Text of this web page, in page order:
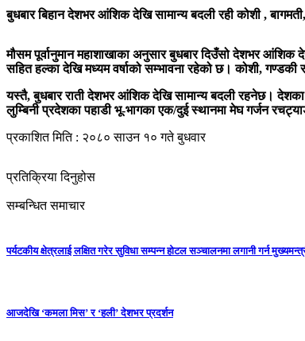
बुधबार बिहान देशभर आंशिक देखि सामान्य बदली रही कोशी ,
मौसम पूर्वानुमान महाशाखाका अनुसार बुधबार दिउँसो देशभर
सहित हल्का देखि मध्यम वर्षाको सम्भावना रहेको छ। कोशी,
यस्तै, बुधबार राती देशभर आंशिक देखि सामान्य बदली रहनेछ। देशका
लुम्बिनी प्रदेशका पहाडी भू-भागका एक/दुई स्थानमा मेघ गर्जन
प्रकाशित मिति : २०८० साउन १० गते बुधवार
प्रतिक्रिया दिनुहोस
सम्बन्धित समाचार
पर्यटकीय क्षेत्रलाई लक्षित गरेर सुविधा सम्पन्न होटल सञ्चालनमा लगानी गर्न
आजदेखि ‘कमला मिस’ र ‘हली’ देशभर प्रदर्शन